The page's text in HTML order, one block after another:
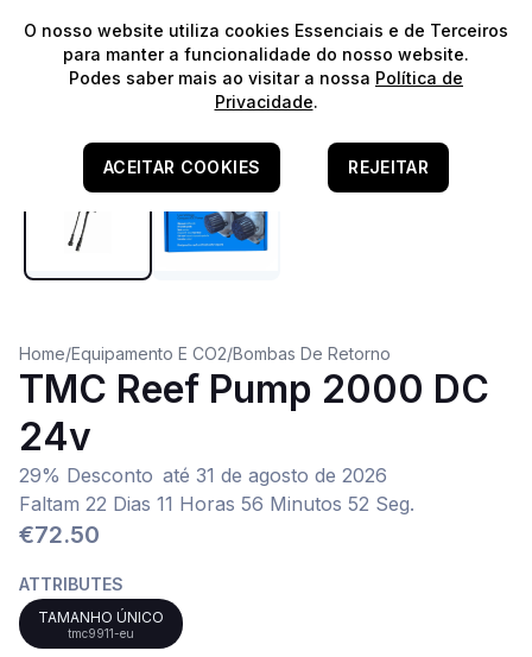
⭐️ Envios Gratuitos para encomendas acima de 60€!*⭐️
Home/Equipamento E CO2/Bombas De Retorno
TMC Reef Pump 2000 DC
24v
29% Desconto até 31 de agosto de 2026
Faltam 22 Dias 11 Horas 56 Minutos 51 Seg.
€72.50
ATTRIBUTES
TAMANHO ÚNICO
tmc9911-eu
O nosso website utiliza cookies Essenciais e de Terceiros
para manter a funcionalidade do nosso website.
Podes saber mais ao visitar a nossa Política de
Privacidade.
ACEITAR COOKIES REJEITAR